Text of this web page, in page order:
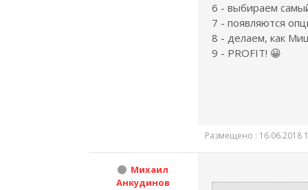
6 - выбираем
7 - появляются
8 - делаем, как
9 - PROFIT! 😀
Размещено : 16.06.2018
Михаил
Анкудинов